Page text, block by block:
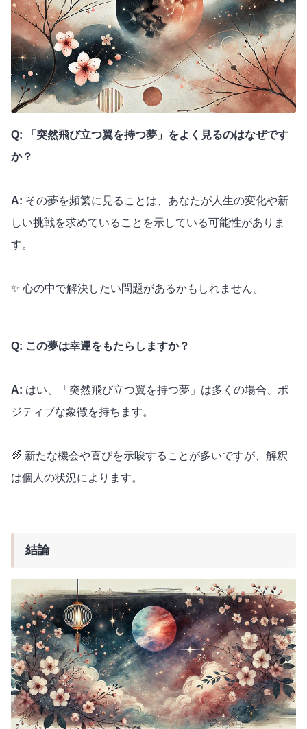
Q: 「突然飛び立つ翼を持つ夢」をよく見るのはなぜです
か？
A: その夢を頻繁に見ることは、あなたが人生の変化や新
しい挑戦を求めていることを示している可能性がありま
す。
✨ 心の中で解決したい問題があるかもしれません。
Q: この夢は幸運をもたらしますか？
A: はい、「突然飛び立つ翼を持つ夢」は多くの場合、ポ
ジティブな象徴を持ちます。
🌈 新たな機会や喜びを示唆することが多いですが、解釈
は個人の状況によります。
結論